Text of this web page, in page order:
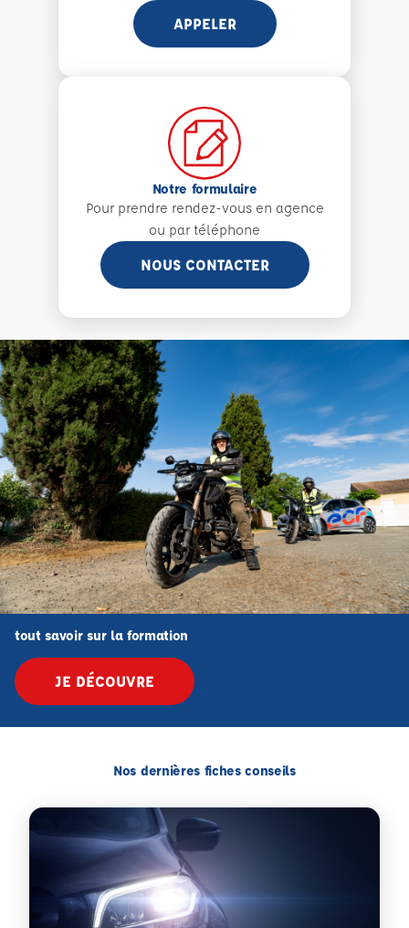
APPELER
Notre formulaire
Pour prendre rendez-vous en agence
ou par téléphone
NOUS CONTACTER
tout savoir sur la formation
JE DÉCOUVRE
Nos dernières fiches conseils